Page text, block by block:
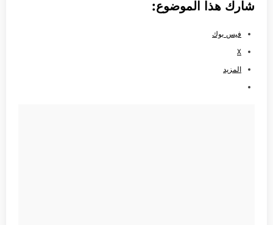
شارك هذا الموضوع:
فيس بوك
X
المزيد